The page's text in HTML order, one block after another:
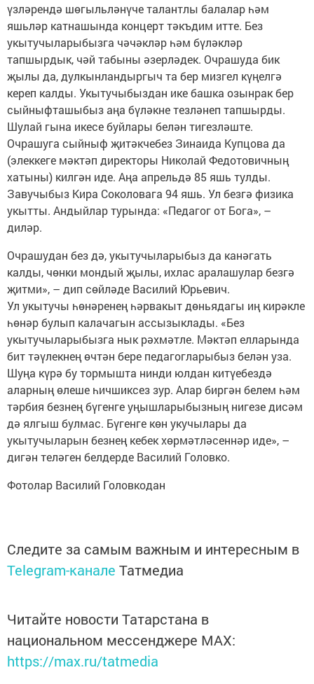
үзләрендә шөгыльләнүче талантлы балалар һәм
яшьләр катнашында концерт тәкъдим итте. Без
укытучыларыбызга чәчәкләр һәм бүләкләр
тапшырдык, чәй табыны әзерләдек. Очрашуда бик
җылы да, дулкынландыргыч та бер мизгел күңелгә
кереп калды. Укытучыбыздан ике башка озынрак бер
сыйныфташыбыз аңа бүләкне тезләнеп тапшырды.
Шулай гына икесе буйлары белән тигезләште.
Очрашуга сыйныф җитәкчебез Зинаида Купцова да
(элеккеге мәктәп директоры Николай Федотовичның
хатыны) килгән иде. Аңа апрельдә 85 яшь тулды.
Завучыбыз Кира Соколовага 94 яшь. Ул безгә физика
укытты. Андыйлар турында: «Педагог от Бога», –
диләр.
Очрашудан без дә, укытучыларыбыз да канәгать
калды, чөнки мондый җылы, ихлас аралашулар безгә
җитми», – дип сөйләде Василий Юрьевич.
Ул укытучы һөнәренең һәрвакыт дөньядагы иң кирәкле
һөнәр булып калачагын ассызыклады. «Без
укытучыларыбызга нык рәхмәтле. Мәктәп елларында
бит тәүлекнең өчтән бере педагогларыбыз белән уза.
Шуңа күрә бу тормышта нинди юлдан китүебездә
аларның өлеше һичшиксез зур. Алар биргән белем һәм
тәрбия безнең бүгенге уңышларыбызның нигезе дисәм
дә ялгыш булмас. Бүгенге көн укучылары да
укытучыларын безнең кебек хөрмәтләсеннәр иде», –
дигән теләген белдерде Василий Головко.
Фотолар Василий Головкодан
Следите за самым важным и интересным в
Telegram-канале Татмедиа
Читайте новости Татарстана в
национальном мессенджере MАХ:
https://max.ru/tatmedia